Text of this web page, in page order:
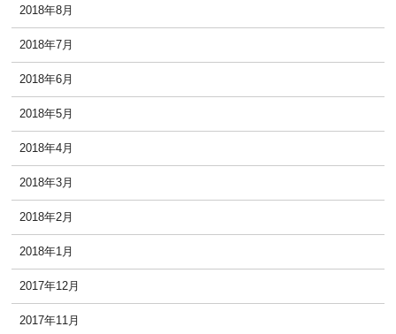
2018年8月
2018年7月
2018年6月
2018年5月
2018年4月
2018年3月
2018年2月
2018年1月
2017年12月
2017年11月